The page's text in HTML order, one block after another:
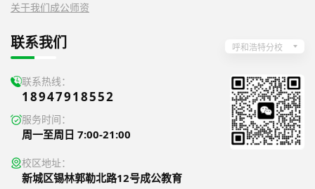
关于我们成公师资
联系我们 呼和浩特分校
联系热线：
18947918552
服务时间：
周一至周日 7:00-21:00
校区地址：
新城区锡林郭勒北路12号成公教育